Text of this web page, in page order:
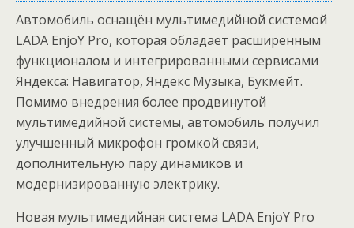
Автомобиль оснащён мультимедийной системой
LADA EnjoY Pro, которая обладает расширенным
функционалом и интегрированными сервисами
Яндекса: Навигатор, Яндекс Музыка, Букмейт.
Помимо внедрения более продвинутой
мультимедийной системы, автомобиль получил
улучшенный микрофон громкой связи,
дополнительную пару динамиков и
модернизированную электрику.
Новая мультимедийная система LADA EnjoY Pro